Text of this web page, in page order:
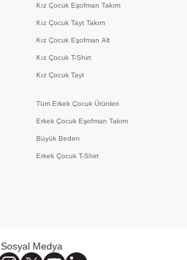
Sosyal Medya
Kız Çocuk Eşofman Takım
Kız Çocuk Tayt Takım
Kız Çocuk Eşofman Alt
Kız Çocuk T-Shirt
Kız Çocuk Tayt
Tüm Erkek Çocuk Ürünleri
Erkek Çocuk Eşofman Takım
Büyük Beden
Erkek Çocuk T-Shirt